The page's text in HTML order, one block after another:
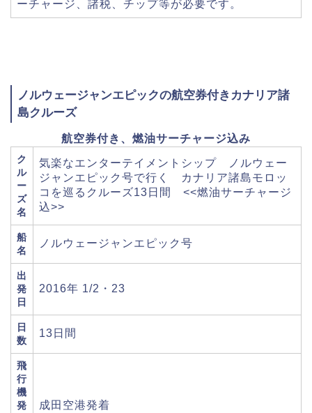
ーチャージ、諸税、チップ等が必要です。
ノルウェージャンエピックの航空券付きカナリア諸
島クルーズ
航空券付き、燃油サーチャージ込み
ク
ル
ー
ズ
名
気楽なエンターテイメントシップ ノルウェー
ジャンエピック号で行く カナリア諸島モロッ
コを巡るクルーズ13日間 <<燃油サーチャージ
込>>
船
名
ノルウェージャンエピック号
出
発
日
2016年 1/2・23
日
数
13日間
飛
行
機
発
成田空港発着